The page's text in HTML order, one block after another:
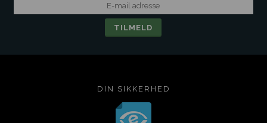
DIN SIKKERHED